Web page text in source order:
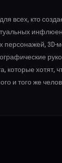
всех, кто
персонажей, 3D-
которые хотят,
и того же